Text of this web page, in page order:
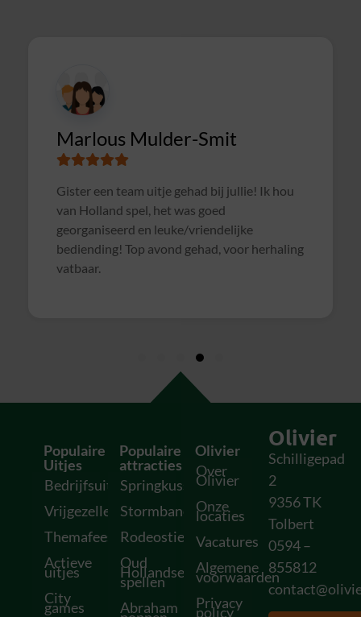
Ik hou
herhaling
CIMSOLUTIONS
met een gezellige pubquiz. Een
Populaire
Uitjes
Bedrijfsuitjes
Vrijgezellenfeesten
Themafeesten
Actieve
uitjes
City
games
Populaire
attracties
Springkussens
Stormbanen
Rodeostieren
Oud
Hollandse
spellen
Abraham
Olivier
Over
Olivier
Onze
locaties
Vacatures
Algemene
voorwaarden
Privacy
policy
Olivier
Schilligepad
2
9356 TK
Tolbert
0594 –
855812